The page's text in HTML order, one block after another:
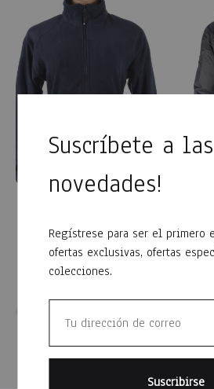
Suscríbete a las
novedades!
Regístrese para ser el primero
ofertas exclusivas, ofertas
colecciones.